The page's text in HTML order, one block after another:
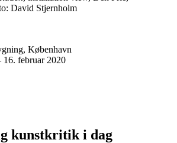
David Stjernholm
København
16. februar 2020
kunstkritik i dag